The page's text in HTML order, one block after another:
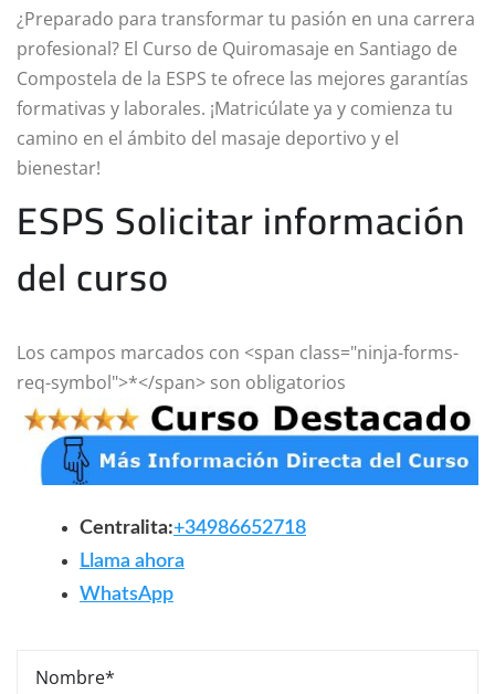
¿Preparado para transformar tu pasión en una carrera
profesional? El Curso de Quiromasaje en Santiago de
Compostela de la ESPS te ofrece las mejores garantías
formativas y laborales. ¡Matricúlate ya y comienza tu
camino en el ámbito del masaje deportivo y el
bienestar!
ESPS Solicitar información
del curso
Los campos marcados con <span class="ninja-forms-
req-symbol">*</span> son obligatorios
Centralita:+34986652718
Llama ahora
WhatsApp